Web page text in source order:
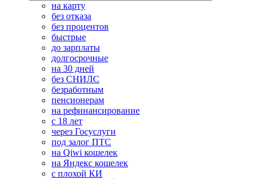
на карту
без отказа
без процентов
быстрые
до зарплаты
долгосрочные
на 30 дней
без СНИЛС
безработным
пенсионерам
на рефинансирование
с 18 лет
через Госуслуги
под залог ПТС
на Qiwi кошелек
на Яндекс кошелек
с плохой КИ